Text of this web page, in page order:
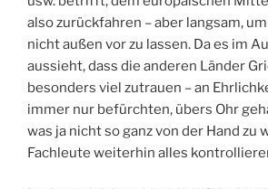
also zurückfahren – aber langsam,
nicht außen vor zu lassen. Da es im
aussieht, dass die anderen Länder
besonders viel zutrauen – an
immer nur befürchten, übers Ohr
was ja nicht so ganz von der Hand zu
Fachleute weiterhin alles